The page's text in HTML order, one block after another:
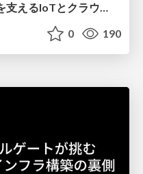
人手不足への挑戦:車両保全を支えるIoTとクラウド内製化の道【SORACOM Discovery 2026】
0 190